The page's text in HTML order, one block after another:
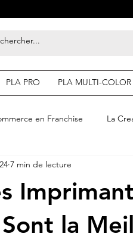
PLA PRO PLA MULTI-COLOR
en Franchise La
du Filament 3D
3D Impression 3d en ligne
Sont la
7 min de lecture